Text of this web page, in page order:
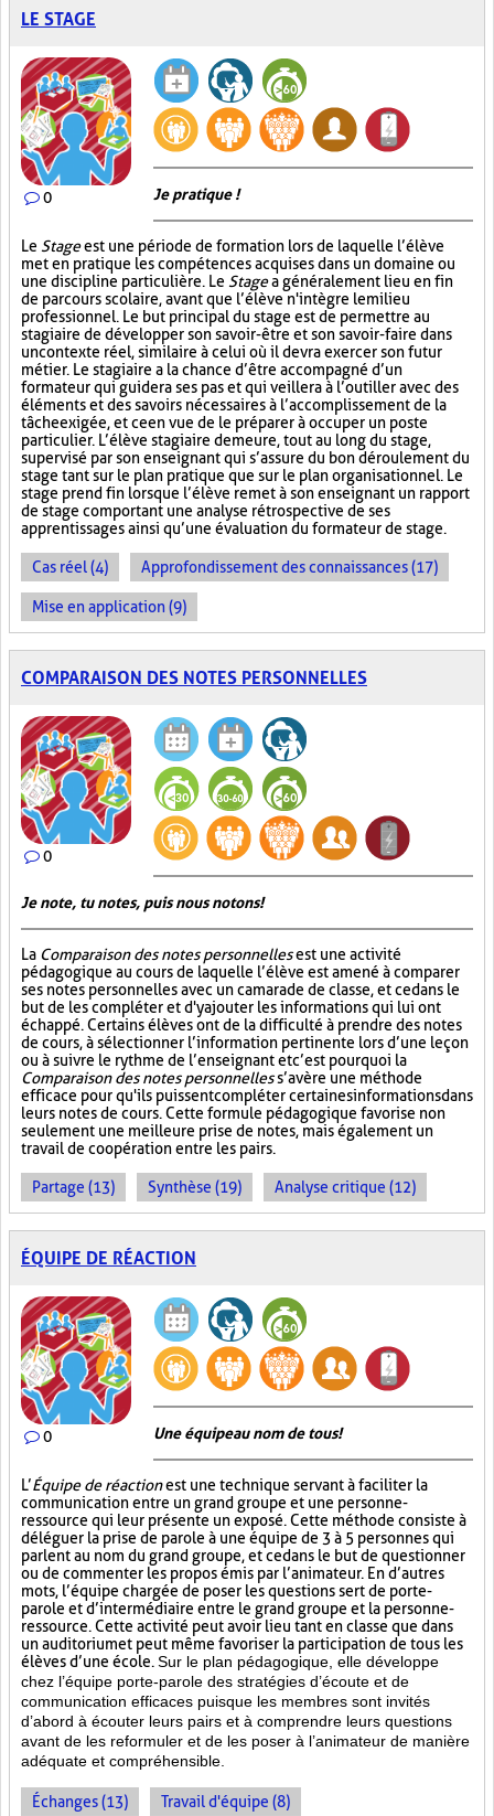
LE STAGE
0 Je pratique !
Le Stageest une période de formation lors de laquelle l’élève
met en pratique les compétences acquises dans un domaine ou
une discipline particulière. Le Stagea généralement lieu en fin
de parcours scolaire, avant que l’élève n'intègre le milieu
professionnel. Le but principal du stage est de permettre au
stagiaire de développer son savoir-être et son savoir-faire dans
un contexte réel, similaire à celui où il devra exercer son futur
métier. Le stagiaire a la chance d’être accompagné d’un
formateur qui guidera ses pas et qui veillera à l’outiller avec des
éléments et des savoirs nécessaires à l’accomplissement de la
tâche exigée, et ce en vue de le préparer à occuper un poste
particulier. L’élève stagiaire demeure, tout au long du stage,
supervisé par son enseignant qui s’assure du bon déroulement du
stage tant sur le plan pratique que sur le plan organisationnel. Le
stage prend fin lorsque l’élève remet à son enseignant un rapport
de stage comportant une analyse rétrospective de ses
apprentissages ainsi qu’une évaluation du formateur de stage.
Cas réel (4) Approfondissement des connaissances (17)
Mise en application (9)
COMPARAISON DES NOTES PERSONNELLES
0
Je note, tu notes, puis nous notons!
La Comparaison des notes personnellesest une activité
pédagogique au cours de laquelle l’élève est amené à comparer
ses notes personnelles avec un camarade de classe, et ce dans le
but de les compléter et d'y ajouter les informations qui lui ont
échappé. Certains élèves ont de la difficulté à prendre des notes
de cours, à sélectionner l’information pertinente lors d’une leçon
ou à suivre le rythme de l’enseignant et c’est pourquoi la
Comparaison des notes personnelless’avère une méthode
efficace pour qu'ils puissent compléter certaines informations dans
leurs notes de cours. Cette formule pédagogique favorise non
seulement une meilleure prise de notes, mais également un
travail de coopération entre les pairs.
Partage (13) Synthèse (19) Analyse critique (12)
ÉQUIPE DE RÉACTION
0 Une équipe au nom de tous!
L’Équipe de réactionest une technique servant à faciliter la
communication entre un grand groupe et une personne-
ressource qui leur présente un exposé. Cette méthode consiste à
déléguer la prise de parole à une équipe de 3 à 5 personnes qui
parlent au nom du grand groupe, et ce dans le but de questionner
ou de commenter les propos émis par l’animateur. En d’autres
mots, l’équipe chargée de poser les questions sert de porte-
parole et d’intermédiaire entre le grand groupe et la personne-
ressource. Cette activité peut avoir lieu tant en classe que dans
un auditorium et peut même favoriser la participation de tous les
élèves d’une école. Sur le plan pédagogique, elle développe
chez l’équipe porte-parole des stratégies d’écoute et de
communication efficaces puisque les membres sont invités
d’abord à écouter leurs pairs et à comprendre leurs questions
avant de les reformuler et de les poser à l’animateur de manière
adéquate et compréhensible.
Échanges (13) Travail d'équipe (8)